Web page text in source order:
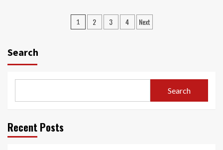
Posts
1 2 3 4 Next
Search
Search
Recent Posts